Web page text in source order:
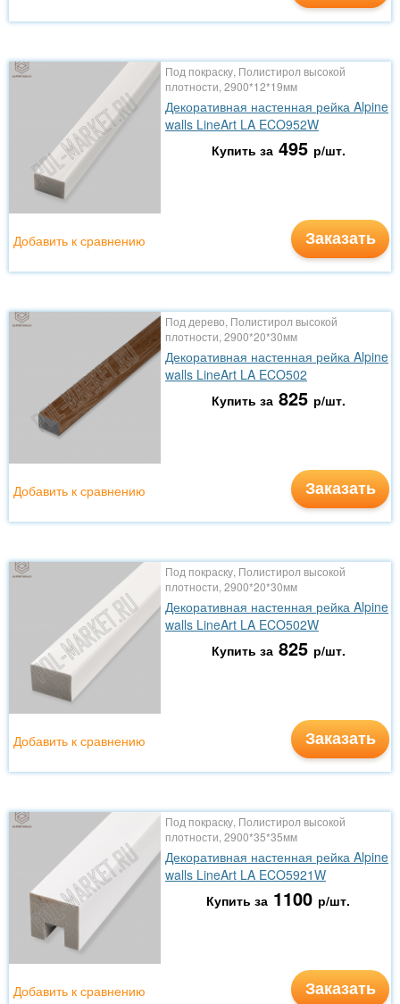
Под покраску, Полистирол высокой
плотности, 2900*12*19мм
Декоративная настенная рейка Alpine
walls LineArt LA ECO952W
Купить за 495 р/шт.
Заказать
Добавить к сравнению
Под дерево, Полистирол высокой
плотности, 2900*20*30мм
Декоративная настенная рейка Alpine
walls LineArt LA ECO502
Купить за 825 р/шт.
Заказать
Добавить к сравнению
Под покраску, Полистирол высокой
плотности, 2900*20*30мм
Декоративная настенная рейка Alpine
walls LineArt LA ECO502W
Купить за 825 р/шт.
Заказать
Добавить к сравнению
Под покраску, Полистирол высокой
плотности, 2900*35*35мм
Декоративная настенная рейка Alpine
walls LineArt LA ECO5921W
Купить за 1100 р/шт.
Заказать
Добавить к сравнению